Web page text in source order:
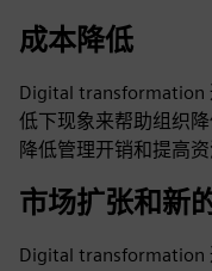
成本降低
Digital transformation
低下现象来帮助组织
降低管理开销和提高
市场扩张和新
Digital transformation